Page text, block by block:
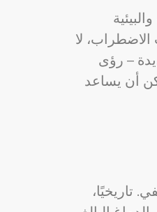
الاضطراب، لا
– رؤى
أن يساعد
تاريخيًا،